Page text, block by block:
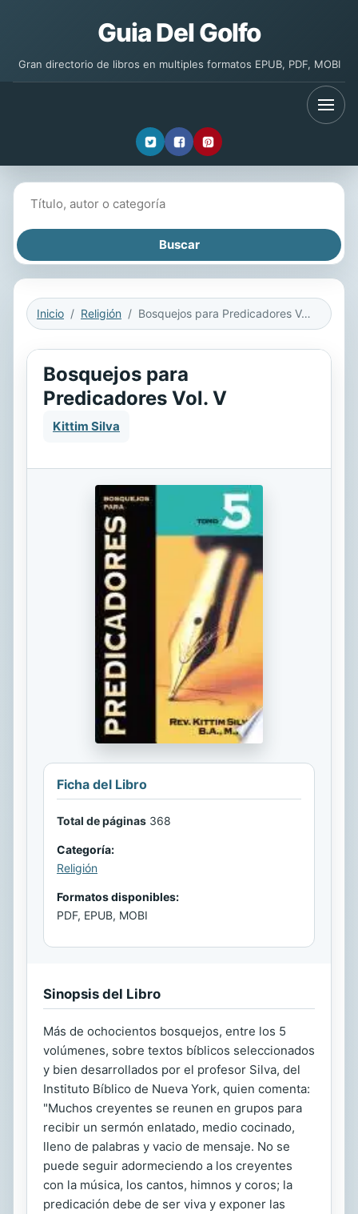
Guia Del Golfo
Gran directorio de libros en multiples formatos EPUB, PDF, MOBI
Inicio Religión Bosquejos para Predicadores Vol. V
Bosquejos para
Predicadores Vol. V
Kittim Silva
Ficha del Libro
Total de páginas 368
Categoría:
Religión
Formatos disponibles:
PDF, EPUB, MOBI
Sinopsis del Libro
Más de ochocientos bosquejos, entre los 5
volúmenes, sobre textos bíblicos seleccionados
y bien desarrollados por el profesor Silva, del
Instituto Bíblico de Nueva York, quien comenta:
"Muchos creyentes se reunen en grupos para
recibir un sermón enlatado, medio cocinado,
lleno de palabras y vacio de mensaje. No se
puede seguir adormeciendo a los creyentes
con la música, los cantos, himnos y coros; la
predicación debe de ser viva y exponer las